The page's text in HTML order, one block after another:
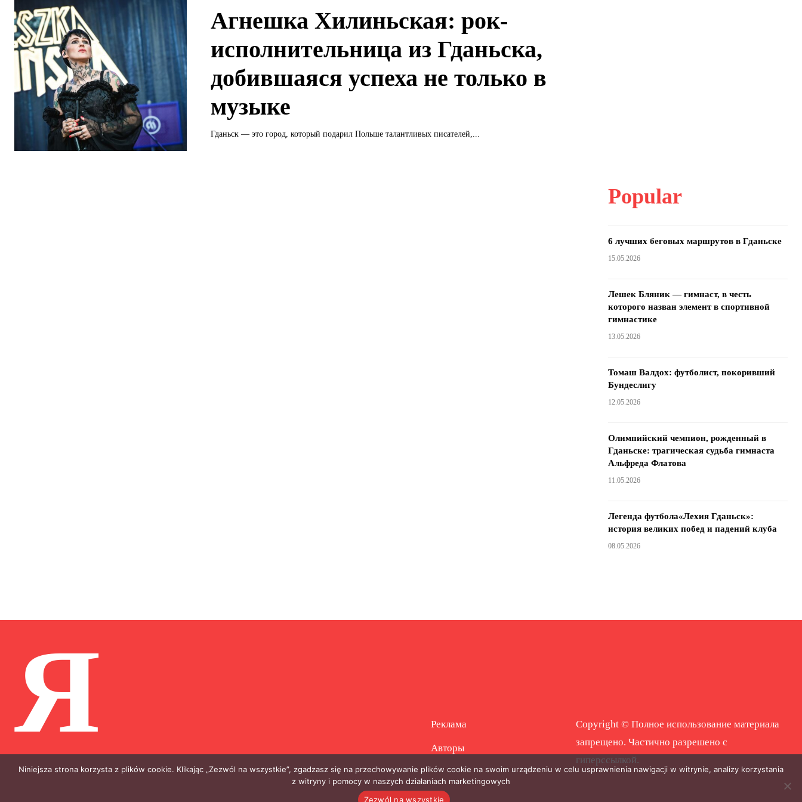
Агнешка Хилиньская: рок-
исполнительница из Гданьска,
добившаяся успеха не только в
музыке
Гданьск — это город, который подарил Польше талантливых писателей,...
Popular
6 лучших беговых маршрутов в Гданьске
15.05.2026
Лешек Бляник — гимнаст, в честь
которого назван элемент в спортивной
гимнастике
13.05.2026
Томаш Валдох: футболист, покоривший
Бундеслигу
12.05.2026
Олимпийский чемпион, рожденный в
Гданьске: трагическая судьба гимнаста
Альфреда Флатова
11.05.2026
Легенда футбола«Лехия Гданьск»:
история великих побед и падений клуба
08.05.2026
Я Реклама
Авторы
Copyright © Полное использование материала
запрещено. Частично разрешено с
гиперссылкой.
Niniejsza strona korzysta z plików cookie. Klikając „Zezwól na wszystkie”, zgadzasz się na przechowywanie plików cookie na swoim urządzeniu w celu usprawnienia nawigacji w witrynie, analizy korzystania
z witryny i pomocy w naszych działaniach marketingowych
Zezwól na wszystkie